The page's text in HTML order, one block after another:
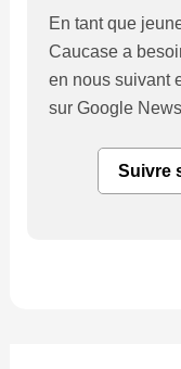
En tant que
Caucase a
en nous suivant
sur Google
Suivre